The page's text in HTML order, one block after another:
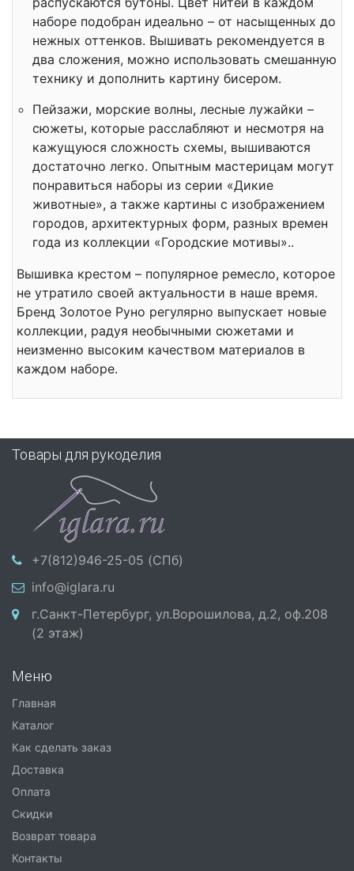
наборе подобран идеально – от насыщенных до
нежных оттенков. Вышивать рекомендуется в
два сложения, можно использовать смешанную
технику и дополнить картину бисером.
Пейзажи, морские волны, лесные лужайки –
сюжеты, которые расслабляют и несмотря на
кажущуюся сложность схемы, вышиваются
достаточно легко. Опытным мастерицам могут
понравиться наборы из серии «Дикие
животные», а также картины с изображением
городов, архитектурных форм, разных времен
года из коллекции «Городские мотивы»..
Вышивка крестом – популярное ремесло, которое
не утратило своей актуальности в наше время.
Бренд Золотое Руно регулярно выпускает новые
коллекции, радуя необычными сюжетами и
неизменно высоким качеством материалов в
каждом наборе.
Товары для рукоделия
+7(812)946-25-05 (СПб)
info@iglara.ru
г.Санкт-Петербург, ул.Ворошилова, д.2, оф.208
(2 этаж)
Меню
Главная
Каталог
Как сделать заказ
Доставка
Оплата
Скидки
Возврат товара
Контакты